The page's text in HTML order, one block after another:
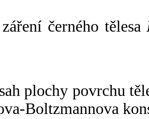
černého tělesa
plochy povrchu
Boltzmannova